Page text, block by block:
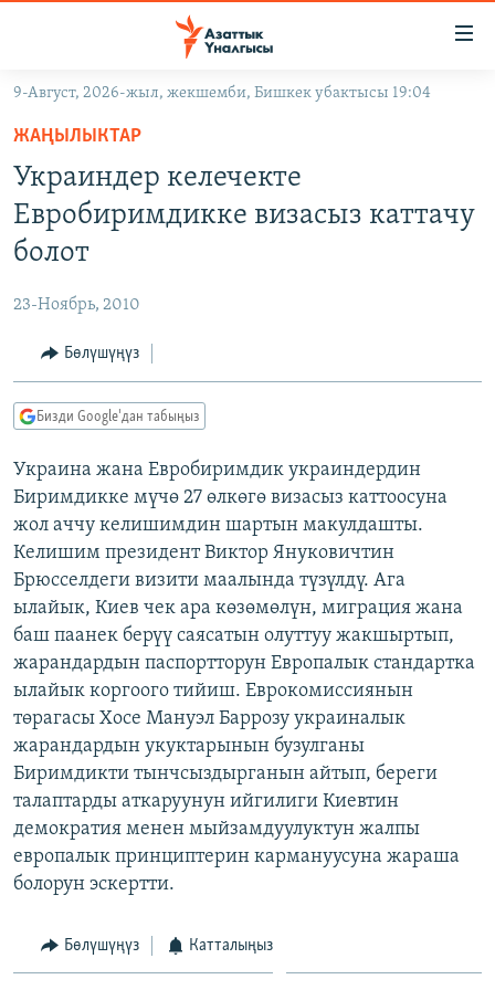
Навигацияга
өтүңүз
Издөөгө
салыңызКЫРГЫЗСТАН
МАДАНИЯТ
ДҮЙНӨ
УКРАИНА
ТВ ПРОГРАММАЛАР
БҮГҮН АЗАТТЫКТА
ДАНИСТЕ
АЗАТТЫК+
ПОДКАСТ
ОНЛАЙН ШЕРИНЕ
ЭЕ/АРнун бардык сайттары
9-Август, 2026-жыл, жекшемби, Бишкек убактысы 19:04
ЖАҢЫЛЫКТАР
Украиндер келечекте
Евробиримдикке визасыз каттачу
болот
23-Ноябрь, 2010
Бөлүшүңүз
Бизди Google'дан табыңыз
Украина жана Евробиримдик украиндердин
Биримдикке мүчө 27 өлкөгө визасыз каттоосуна
жол аччу келишимдин шартын макулдашты.
Келишим президент Виктор Януковичтин
Брюсселдеги визити маалында түзүлдү. Ага
ылайык, Киев чек ара көзөмөлүн, миграция жана
баш паанек берүү саясатын олуттуу жакшыртып,
жарандардын паспортторун Европалык стандартка
ылайык коргоого тийиш. Еврокомиссиянын
төрагасы Хосе Мануэл Баррозу украиналык
жарандардын укуктарынын бузулганы
Биримдикти тынчсыздырганын айтып, береги
талаптарды аткаруунун ийгилиги Киевтин
демократия менен мыйзамдуулуктун жалпы
европалык принциптерин кармануусуна жараша
болорун эскертти.
Бөлүшүңүз Катталыңыз